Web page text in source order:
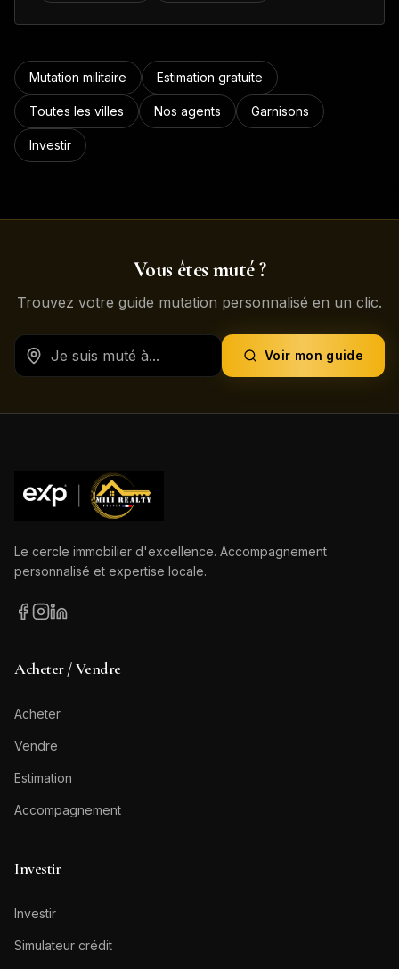
Mutation militaire Estimation gratuite
Toutes les villes Nos agents Garnisons
Investir
Vous êtes muté ?
Trouvez votre guide mutation personnalisé en un clic.
Voir mon guide
Le cercle immobilier d'excellence. Accompagnement
personnalisé et expertise locale.
Acheter / Vendre
Acheter
Vendre
Estimation
Accompagnement
Investir
Investir
Simulateur crédit